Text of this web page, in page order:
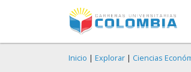
Inicio | Explorar | Ciencias